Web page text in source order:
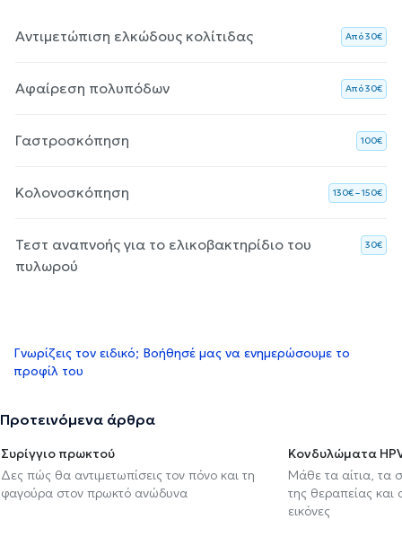
Αντιμετώπιση ελκώδους κολίτιδας Aπό 30€
Αφαίρεση πολυπόδων Aπό 30€
Γαστροσκόπηση 100€
Κολονοσκόπηση 130€ – 150€
Τεστ αναπνοής για το ελικοβακτηρίδιο του
πυλωρού
30€
Γνωρίζεις τον ειδικό; Βοήθησέ μας να ενημερώσουμε το
προφίλ του
Προτεινόμενα άρθρα
Συρίγγιο πρωκτού
Δες πώς θα αντιμετωπίσεις τον πόνο και τη
φαγούρα στον πρωκτό ανώδυνα
Κονδυλώματα
Μάθε τα αίτια, τα
της θεραπείας
εικόνες